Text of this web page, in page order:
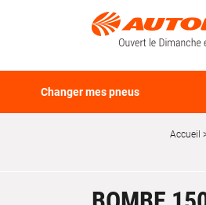
Changer mes pneus
Accueil